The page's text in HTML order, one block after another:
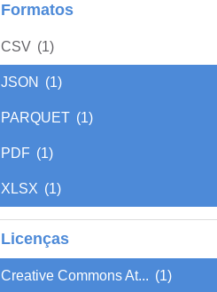
Formatos
CSV (1)
JSON (1)
PARQUET (1)
PDF (1)
XLSX (1)
Licenças
Creative Commons At... (1)